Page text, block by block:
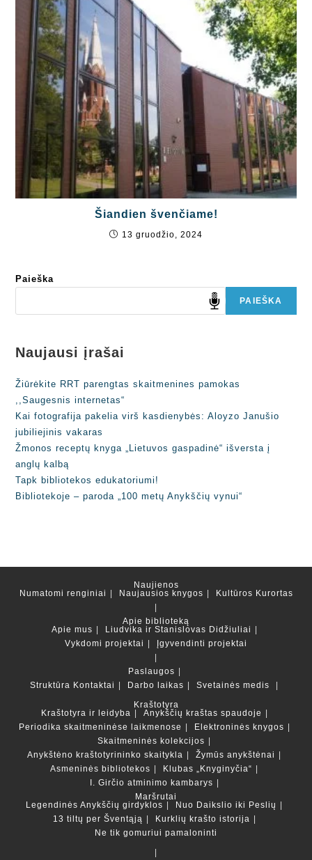
Šiandien švenčiame!
13 gruodžio, 2024
Paieška
PAIEŠKA
Naujausi įrašai
Žiūrėkite RRT parengtas skaitmenines pamokas
,,Saugesnis internetas“
Kai fotografija pakelia virš kasdienybės: Aloyzo Janušio
jubiliejinis vakaras
Žmonos receptų knyga „Lietuvos gaspadinė“ išversta į
anglų kalbą
Tapk bibliotekos edukatoriumi!
Bibliotekoje – paroda „100 metų Anykščių vynui“
Naujienos
Numatomi renginiai
Naujausios knygos Kultūros Kurortas
Apie biblioteką
Apie mus
Liudvika ir Stanislovas Didžiuliai
Vykdomi projektai
Įgyvendinti projektai
Paslaugos
Struktūra Kontaktai Darbo laikas
Svetainės medis
Kraštotyra
Kraštotyra ir leidyba
Anykščių kraštas spaudoje
Periodika skaitmeninėse laikmenose
Elektroninės knygos
Skaitmeninės kolekcijos
Anykštėno kraštotyrininko skaitykla
Žymūs anykštėnai
Asmeninės bibliotekos
Klubas „Knyginyčia“
I. Girčio atminimo kambarys
Maršrutai
Legendinės Anykščių girdyklos
Nuo Daikslio iki Peslių
13 tiltų per Šventąją
Kurklių krašto istorija
Ne tik gomuriui pamaloninti